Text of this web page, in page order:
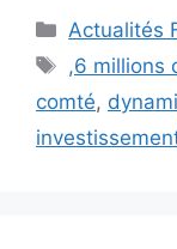
Catégories
Actualités
Étiquettes
,6 millions
comté,